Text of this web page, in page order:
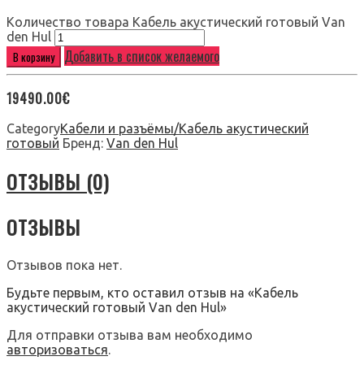
Количество товара Кабель акустический готовый Van
den Hul
В корзину Добавить в список желаемого
19490.00€
CategoryКабели и разъёмы/Кабель акустический
готовый Бренд: Van den Hul
ОТЗЫВЫ (0)
ОТЗЫВЫ
Отзывов пока нет.
Будьте первым, кто оставил отзыв на «Кабель
акустический готовый Van den Hul»
Для отправки отзыва вам необходимо
авторизоваться.